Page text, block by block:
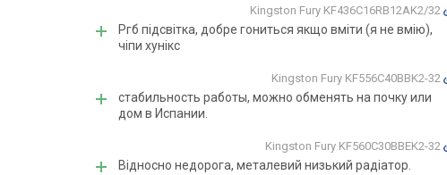
Kingston Fury KF436C16RB12AK2/32
Ргб підсвітка, добре гониться якщо вміти (я не вмію),
чіпи хунікс
Kingston Fury KF556C40BBK2-32
стабильность работы, можно обменять на почку или
дом в Испании.
Kingston Fury KF560C30BBEK2-32
Відносно недорога, металевий низький радіатор.